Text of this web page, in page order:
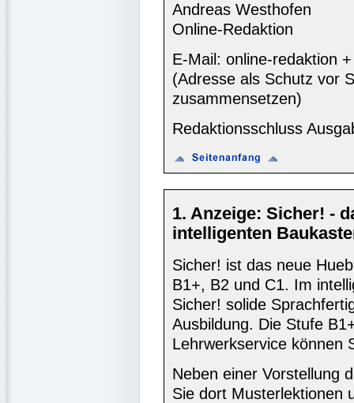
Andreas Westhofen
Online-Redaktion
E-Mail: online-redaktion
(Adresse als Schutz vor
zusammensetzen)
Redaktionsschluss
1. Anzeige: Sicher! -
intelligenten
Sicher! ist das neue
B1+, B2 und C1. Im
Sicher! solide
Ausbildung. Die Stufe
Lehrwerkservice können
Neben einer Vorstellung
Sie dort Musterlektionen